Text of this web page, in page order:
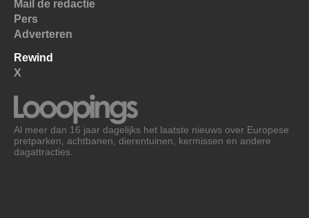
Mail de redactie
Pers
Adverteren
Rewind
X
Al meer dan 16 jaar dagelijks het laatste nieuws over Europese
pretparken, achtbanen, dierentuinen, kermissen en andere
dagattracties.